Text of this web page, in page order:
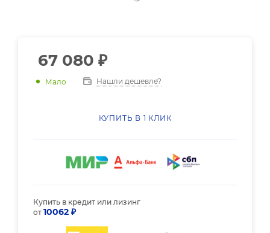
67 080 ₽
Мало Нашли дешевле?
КУПИТЬ В 1 КЛИК
Купить в кредит или лизинг
от 10062 ₽